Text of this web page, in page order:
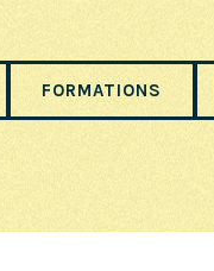
FORMATIONS